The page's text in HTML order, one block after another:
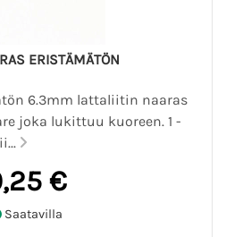
ERISTÄMÄTÖN
6.3mm lattaliitin naaras
joka lukittuu kuoreen. 1 -
€
Saatavilla